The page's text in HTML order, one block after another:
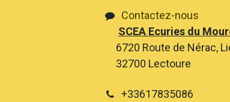
Contactez-nous
SCEA Ecuries du
6720 Route de Nérac,
32700 Lectoure
+33617835086